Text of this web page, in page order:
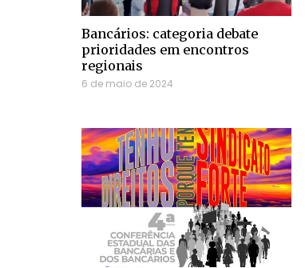
Bancários: categoria debate
prioridades em encontros
regionais
6 de maio de 2024